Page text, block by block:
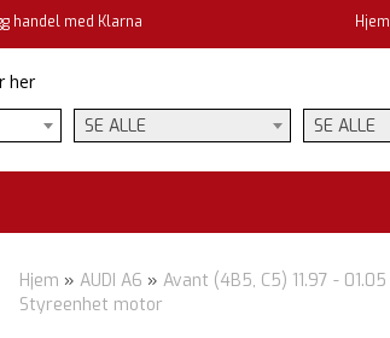
handel med Klarna Hjem
her
SE ALLE SE ALLE
Hjem » AUDI A6 » Avant (4B5, C5) 11.97 - 01.05
Styreenhet motor